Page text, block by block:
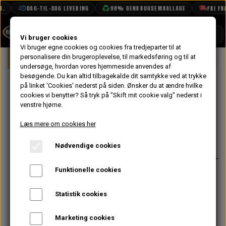
DAG-TIL-DAG LEVERING 98% GENBRUGSEMBALLAGE FRI
BOOK TID
PROJEKTER
TEKNISK DATA
VANDPOLERING
Forside Mini Kølersystem, Varme, Vand & Olie
På lager
Termostathus
Varenummer: PEQ10019
Kan monteres med alle typer
Mini men kan udbores for at passe
Vi bruger cookies
Vi bruger egne cookies og cookies fra tredjeparter til at
personalisere din brugeroplevelse, til markedsføring og til at
undersøge, hvordan vores hjemmeside anvendes af
besøgende. Du kan altid tilbagekalde dit samtykke ved at trykke
på linket 'Cookies' nederst på siden. Ønsker du at ændre hvilke
cookies vi benytter? Så tryk på "Skift mit cookie valg" nederst i
venstre hjørne.
Læs mere om cookies her
Nødvendige cookies
Funktionelle cookies
Statistik cookies
Marketing cookies